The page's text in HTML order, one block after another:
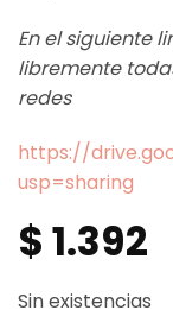
En el siguiente
libremente
redes
https://
usp=sharing
$1.392
Sin existencias